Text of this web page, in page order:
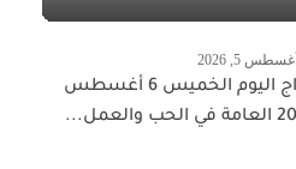
أغسطس 5, 2026
أبراج اليوم الخميس 6 أغسطس
والعمل...